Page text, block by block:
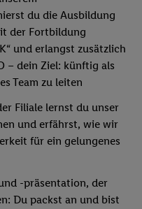
du die Ausbildung
der Fortbildung
und erlangst zusätzlich
– dein Ziel: künftig als
Team zu leiten
Filiale lernst du unser
und erfährst, wie wir
für ein gelungenes
-präsentation, der
Du packst an und bist